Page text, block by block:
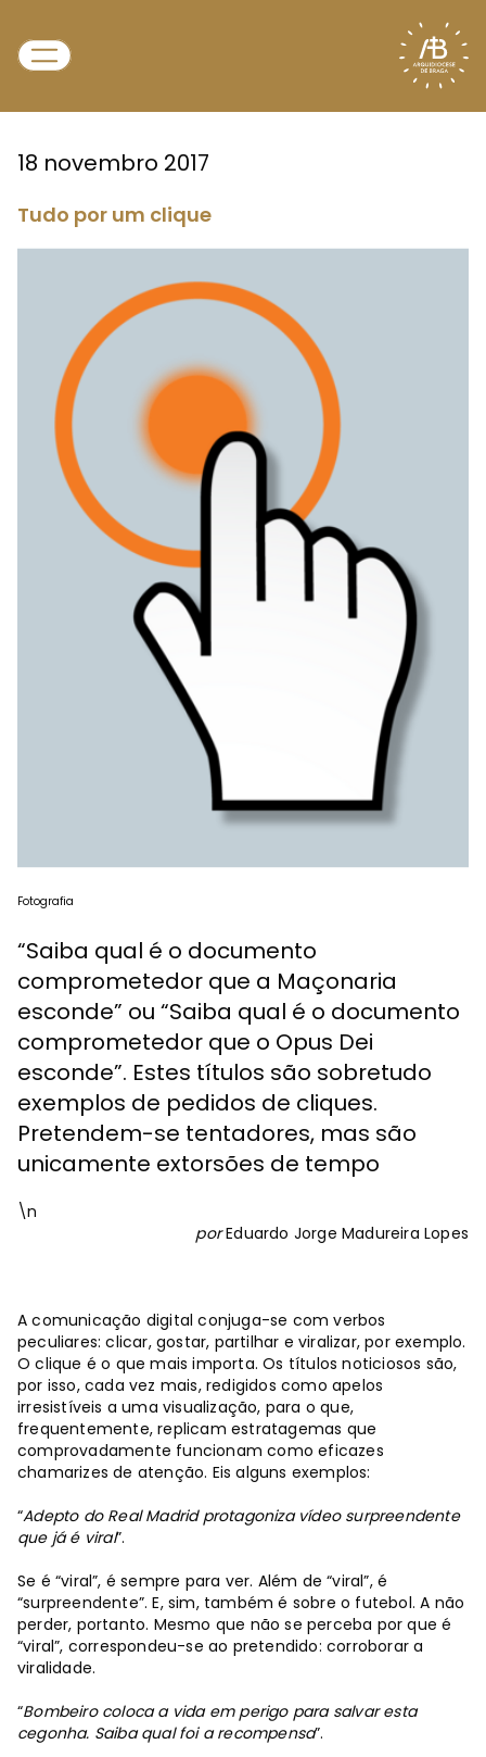
18 novembro 2017
Tudo por um clique
Fotografia
“Saiba qual é o documento
comprometedor que a Maçonaria
esconde” ou “Saiba qual é o documento
comprometedor que o Opus Dei
esconde”. Estes títulos são sobretudo
exemplos de pedidos de cliques.
Pretendem-se tentadores, mas são
unicamente extorsões de tempo
\n
porEduardo Jorge Madureira Lopes
A comunicação digital conjuga-se com verbos
peculiares: clicar, gostar, partilhar e viralizar, por exemplo.
O clique é o que mais importa. Os títulos noticiosos são,
por isso, cada vez mais, redigidos como apelos
irresistíveis a uma visualização, para o que,
frequentemente, replicam estratagemas que
comprovadamente funcionam como eficazes
chamarizes de atenção. Eis alguns exemplos:
“Adepto do Real Madrid protagoniza vídeo surpreendente
que já é viral”.
Se é “viral”, é sempre para ver. Além de “viral”, é
“surpreendente”. E, sim, também é sobre o futebol. A não
perder, portanto. Mesmo que não se perceba por que é
“viral”, correspondeu-se ao pretendido: corroborar a
viralidade.
“Bombeiro coloca a vida em perigo para salvar esta
cegonha. Saiba qual foi a recompensa”.